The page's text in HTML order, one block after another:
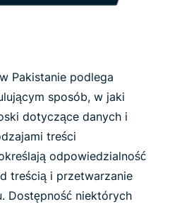
Pakistanie podlega
sposób, w jaki
dotyczące danych i
treści
odpowiedzialność
treścią i przetwarzanie
Dostępność niektórych